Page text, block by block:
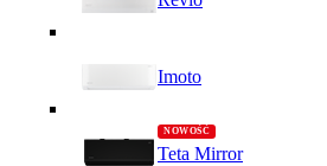
Imoto
Teta Mirror